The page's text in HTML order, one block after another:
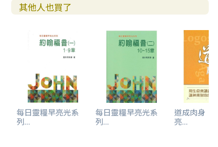
其他人也買了
每日靈糧早亮光系
列...
每日靈糧早亮光系
列...
道成肉身：
亮...